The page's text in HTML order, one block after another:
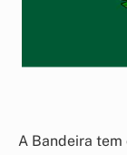
A Bandeira